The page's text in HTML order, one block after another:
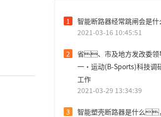
1
智能断路器经常跳闸会是
2021-03-16 10:45:51
2
省、市及地方发改委领
一·运动(B-Sports)科技调
工作
2021-03-29 13:34:39
3
智能塑壳断路器是什么